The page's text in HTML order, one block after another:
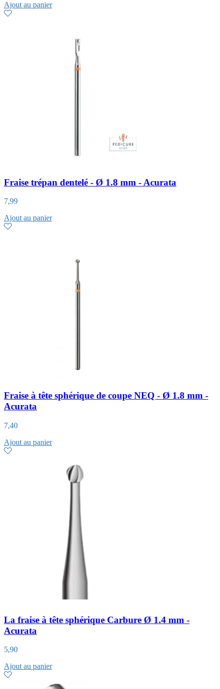
Ajout au panier
Fraise trépan dentelé - Ø 1.8 mm - Acurata
7,99
Ajout au panier
Fraise à tête sphérique de coupe NEQ - Ø 1.8 mm -
Acurata
7,40
Ajout au panier
La fraise à tête sphérique Carbure Ø 1.4 mm -
Acurata
5,90
Ajout au panier